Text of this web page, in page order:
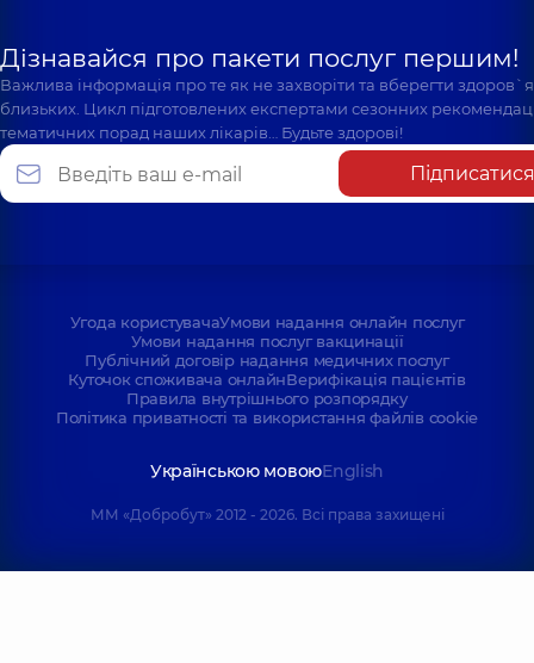
Дізнавайся про пакети послуг першим!
Важлива інформація про те як не захворіти та вберегти
близьких. Цикл підготовлених експертами сезонних
тематичних порад наших лікарів… Будьте здорові!
Підписатися
Угода користувачаУмови надання онлайн послуг
Умови надання послуг вакцинації
Публічний договір надання медичних послуг
Куточок споживача онлайнВерифікація пацієнтів
Правила внутрішнього розпорядку
Політика приватності та використання файлів cookie
Українською мовоюEnglish
ММ «Добробут» 2012 - 2026. Всі права захищені